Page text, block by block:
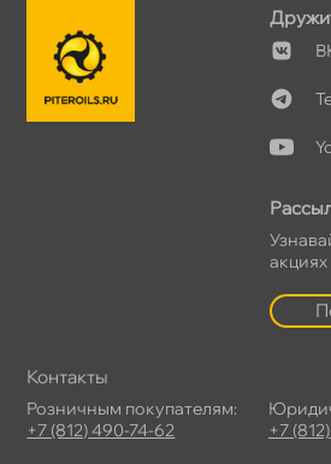
Контакты
Розничным покупателям:
+7 (812) 490-74-62
+7